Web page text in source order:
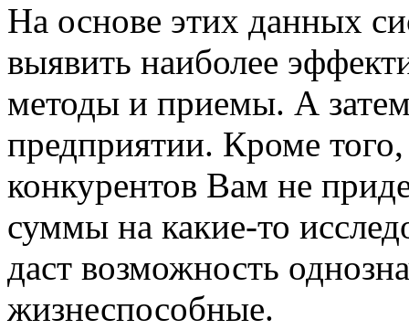
На основе этих данных
выявить наиболее
методы и приемы. А
предприятии. Кроме
конкурентов Вам не
суммы на какие-то
даст возможность
жизнеспособные.